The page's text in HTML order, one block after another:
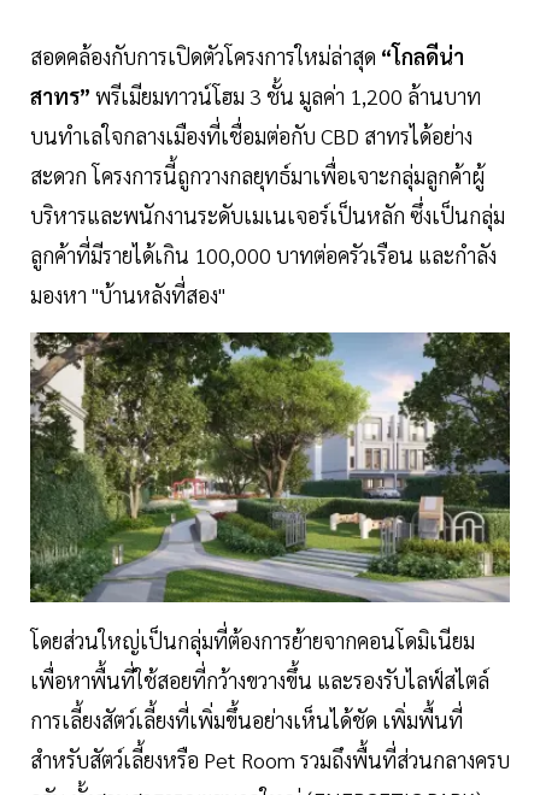
สอดคล้องกับการเปิดตัวโครงการใหม่ล่าสุด “โกลดีน่า
สาทร” พรีเมียมทาวน์โฮม 3 ชั้น มูลค่า 1,200 ล้านบาท
บนทำเลใจกลางเมืองที่เชื่อมต่อกับ CBD สาทรได้อย่าง
สะดวก โครงการนี้ถูกวางกลยุทธ์มาเพื่อเจาะกลุ่มลูกค้าผู้
บริหารและพนักงานระดับเมเนเจอร์เป็นหลัก ซึ่งเป็นกลุ่ม
ลูกค้าที่มีรายได้เกิน 100,000 บาทต่อครัวเรือน และกำลัง
มองหา "บ้านหลังที่สอง"
โดยส่วนใหญ่เป็นกลุ่มที่ต้องการย้ายจากคอนโดมิเนียม
เพื่อหาพื้นที่ใช้สอยที่กว้างขวางขึ้น และรองรับไลฟ์สไตล์
การเลี้ยงสัตว์เลี้ยงที่เพิ่มขึ้นอย่างเห็นได้ชัด เพิ่มพื้นที่
สำหรับสัตว์เลี้ยงหรือ Pet Room รวมถึงพื้นที่ส่วนกลางครบ